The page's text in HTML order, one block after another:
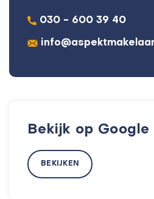
030 - 600 39 40
Bekijk op Google
BEKIJKEN